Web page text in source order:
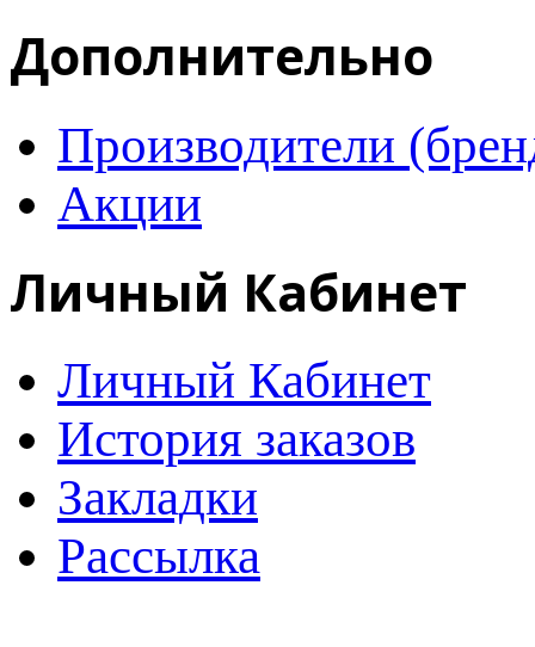
Дополнительно
Производители
Акции
Личный Кабинет
Личный Кабинет
История заказов
Закладки
Рассылка